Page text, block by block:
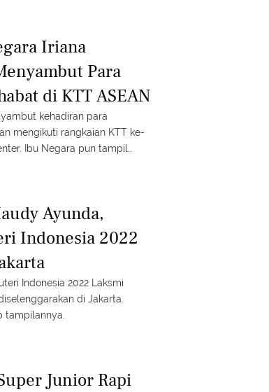
Iriana
Para
di KTT ASEAN
kehadiran para
mengikuti rangkaian KTT ke-
Ibu Negara pun tampil
Ayunda,
Indonesia 2022
Indonesia 2022 Laksmi
di Jakarta.
tampilannya.
Junior Rapi